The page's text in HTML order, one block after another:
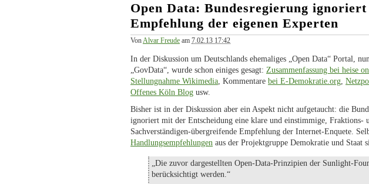
Open Data: Bundesregierung ignoriert
Empfehlung der eigenen Experten
Von Alvar Freude am 7.02.13 17:42
In der Diskussion um Deutschlands ehemaliges „Open Data“ Portal,
„GovData“, wurde schon einiges gesagt: Zusammenfassung bei heise
Stellungnahme Wikimedia , Kommentare bei E-Demokratie.org
Offenes Köln Blog usw.
Bisher ist in der Diskussion aber ein Aspekt nicht aufgetaucht: die
ignoriert mit der Entscheidung eine klare und einstimmige, Fraktions-
Sachverständigen-übergreifende Empfehlung der Internet-Enquete.
Handlungsempfehlungen aus der Projektgruppe Demokratie und Staat
„Die zuvor dargestellten Open-Data-Prinzipien der Sunlight-
berücksichtigt werden.“